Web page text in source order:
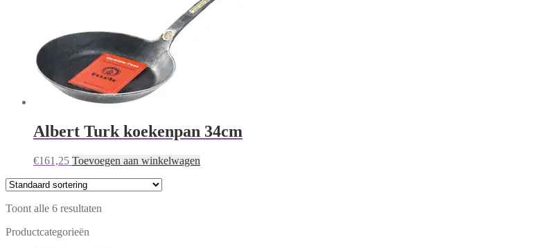
Albert Turk koekenpan 34cm
€161,25 Toevoegen aan winkelwagen
Toont alle 6 resultaten
Productcategorieën